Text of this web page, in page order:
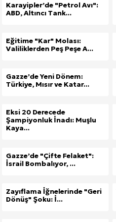
Karayipler’de "Petrol Avı":
ABD, Altıncı Tank...
Eğitime "Kar" Molası:
Valiliklerden Peş Peşe A...
Gazze’de Yeni Dönem:
Türkiye, Mısır ve Katar...
Eksi 20 Derecede
Şampiyonluk İnadı: Muşlu
Kaya...
Gazze’de "Çifte Felaket":
İsrail Bombalıyor, ...
Zayıflama İğnelerinde "Geri
Dönüş" Şoku: İ...